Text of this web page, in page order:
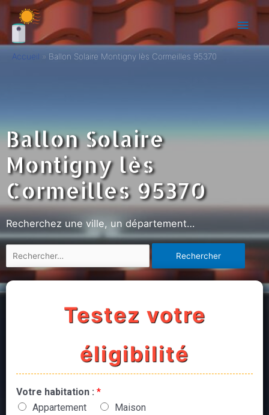
Accueil Ballon Solaire Montigny lès Cormeilles 95370
Ballon Solaire
Montigny lès
Cormeilles 95370
Recherchez une ville, un département…
Testez votre
éligibilité
Votre habitation : *
Appartement
Maison